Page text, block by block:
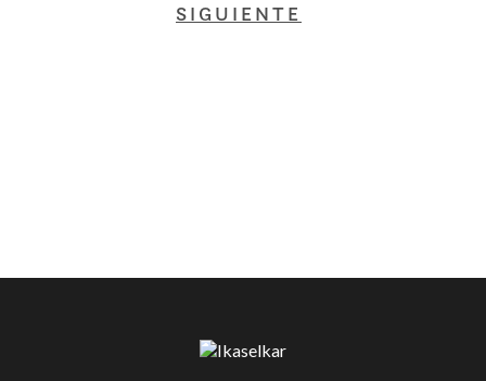
SIGUIENTE